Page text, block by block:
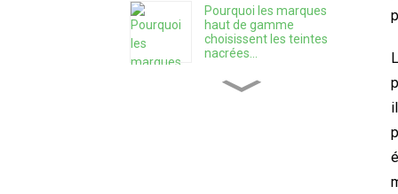
Pourquoi les marques
haut de gamme
choisissent les teintes
nacrées...
Les 9 erreurs les plus